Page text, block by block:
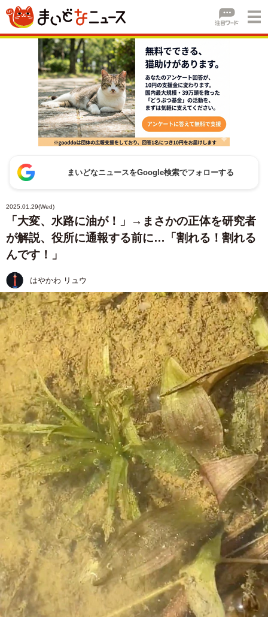
まいどなニュースをGoogle検索でフォローする
2025.01.29(Wed)
「大変、水路に油が！」→まさかの正体を研究者
が解説、役所に通報する前に…「割れる！割れる
んです！」
はやかわ リュウ